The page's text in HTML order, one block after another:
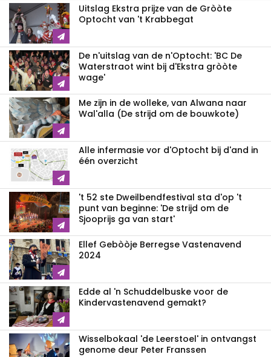
Uitslag Ekstra prijze van de Gròòte
Optocht van 't Krabbegat
De n'uitslag van de n'Optocht: 'BC De
Waterstraot wint bij d'Ekstra gròòte
wage'
Me zijn in de wolleke, van Alwana naar
Wal'alla (De strijd om de bouwkote)
Alle infermasie vor d'Optocht bij d'and in
één overzicht
't 52 ste Dweilbendfestival sta d'op 't
punt van beginne: 'De strijd om de
Sjooprijs ga van start'
Ellef Gebòòje Berregse Vastenavend
2024
Edde al 'n Schuddelbuske voor de
Kindervastenavend gemakt?
Wisselbokaal 'de Leerstoel' in ontvangst
genome deur Peter Franssen